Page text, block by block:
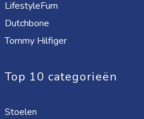
LifestyleFurn
Dutchbone
Tommy Hilfiger
Top 10 categorieën
Stoelen